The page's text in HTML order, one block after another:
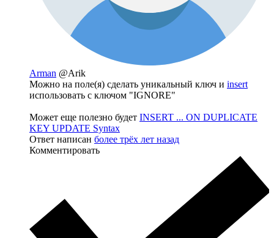
Arman @Arik
Можно на поле(я) сделать уникальный ключ и insert
использовать с ключом "IGNORE"
Может еще полезно будет INSERT ... ON DUPLICATE
KEY UPDATE Syntax
Ответ написан более трёх лет назад
Комментировать